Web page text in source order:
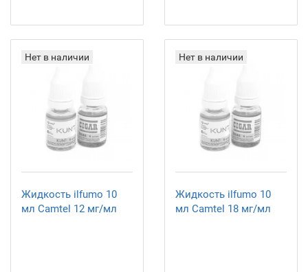
Нет в наличии
Жидкость ilfumo 10
мл Camtel 12 мг/мл
Нет в наличии
Жидкость ilfumo 10
мл Camtel 18 мг/мл